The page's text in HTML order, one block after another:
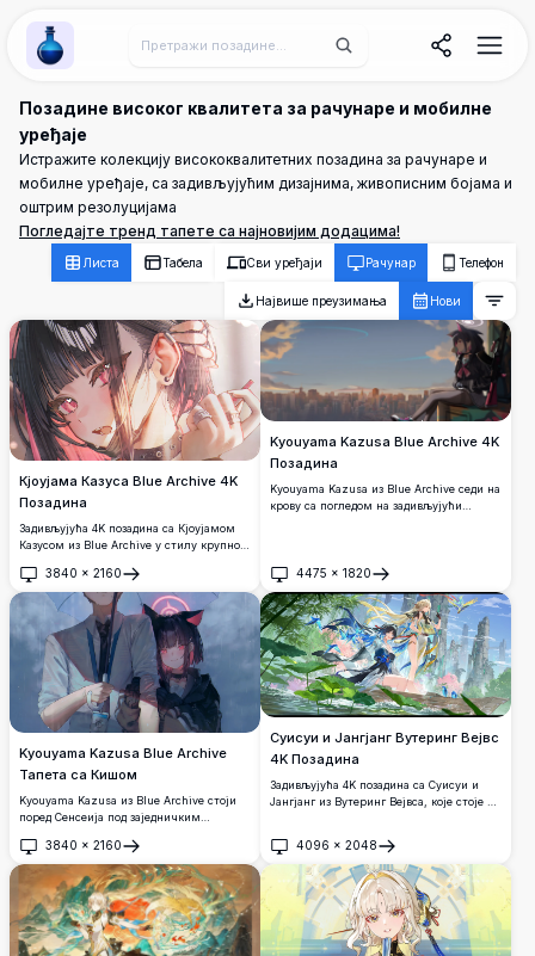
Wallpaper Alchemy
Позадине високог квалитета за рачунаре и мобилне
уређаје
Истражите колекцију висококвалитетних позадина за рачунаре и
мобилне уређаје, са задивљујућим дизајнима, живописним бојама и
оштрим резолуцијама
Погледајте тренд тапете са најновијим додацима!
Листа Табела Сви уређаји Рачунар Телефон
Највише преузимања Нови
Кјоујама Казуса Blue Archive 4K
Позадина
Задивљујућа 4K позадина са Кјоујамом
Казусом из Blue Archive у стилу крупног
илустрација високе резолуције са
детаљним сенчењем, розим акцентима
и изражајним очима у топлој естетици.
3840 × 2160
Отвори
Kyouyama Kazusa Blue Archive 4K
Позадина
Kyouyama Kazusa из Blue Archive седи на
крову са погледом на задивљујући
атмосферска 4K позадина дочарава
мрачну, кинематографску аниме
естетику.
4475 × 1820
Отвори
Kyouyama Kazusa Blue Archive
Тапета са Кишом
Kyouyama Kazusa из Blue Archive стоји
поред Сенсеија под заједничким
црвене очи и мачје уши блистају
прекрасно у овој атмосферској аниме
слици ултра-високе резолуције 4K.
3840 × 2160
Отвори
Суисуи и Јангјанг Вутеринг Вејвс
4K Позадина
Задивљујућа 4K позадина са Суисуи и
Јангјанг из Вутеринг Вејвса, које стоје на
планинама, шареним птицама и
лепршавим хаљинама у запањујућем
фантастичном пејзажу.
4096 × 2048
Отвори